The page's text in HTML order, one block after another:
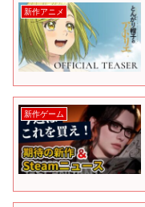
新作アニメ
新作ゲーム